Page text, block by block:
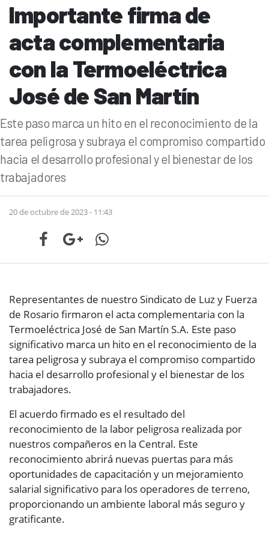
Importante firma de
acta complementaria
con la Termoeléctrica
José de San Martín
Este paso marca un hito en el reconocimiento de la
tarea peligrosa y subraya el compromiso compartido
hacia el desarrollo profesional y el bienestar de los
trabajadores
20 de octubre de 2023 - 11:43
Representantes de nuestro Sindicato de Luz y Fuerza
de Rosario firmaron el acta complementaria con la
Termoeléctrica José de San Martín S.A. Este paso
significativo marca un hito en el reconocimiento de la
tarea peligrosa y subraya el compromiso compartido
hacia el desarrollo profesional y el bienestar de los
trabajadores.
El acuerdo firmado es el resultado del
reconocimiento de la labor peligrosa realizada por
nuestros compañeros en la Central. Este
reconocimiento abrirá nuevas puertas para más
oportunidades de capacitación y un mejoramiento
salarial significativo para los operadores de terreno,
proporcionando un ambiente laboral más seguro y
gratificante.